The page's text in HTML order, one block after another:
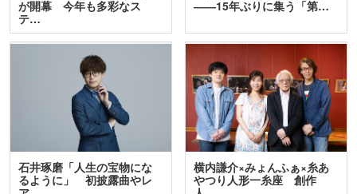
が開幕 今年も多彩なス
テ…
――15年ぶりに集う「第…
石井琢磨「人生の宝物にな
るように」 初披露曲やレ
横内謙介×みょんふぁ×糸あ
やつり人形一糸座 創作